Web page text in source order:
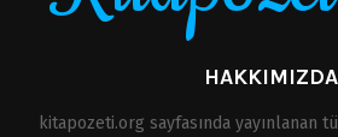
HAKKIMIZDA
kitapozeti.org sayfasında yayınlanan